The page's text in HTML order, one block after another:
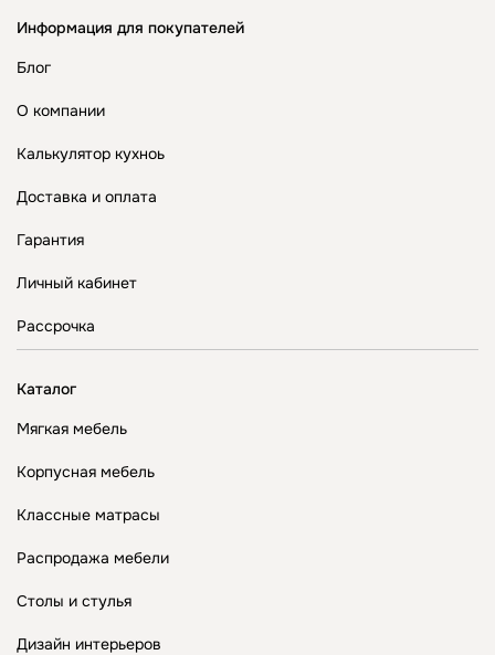
Информация для покупателей
Блог
О компании
Калькулятор кухноь
Доставка и оплата
Гарантия
Личный кабинет
Рассрочка
Каталог
Мягкая мебель
Корпусная мебель
Классные матрасы
Распродажа мебели
Столы и стулья
Дизайн интерьеров